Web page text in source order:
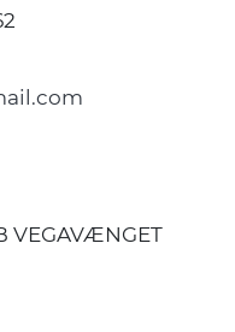
VEGAVÆNGET